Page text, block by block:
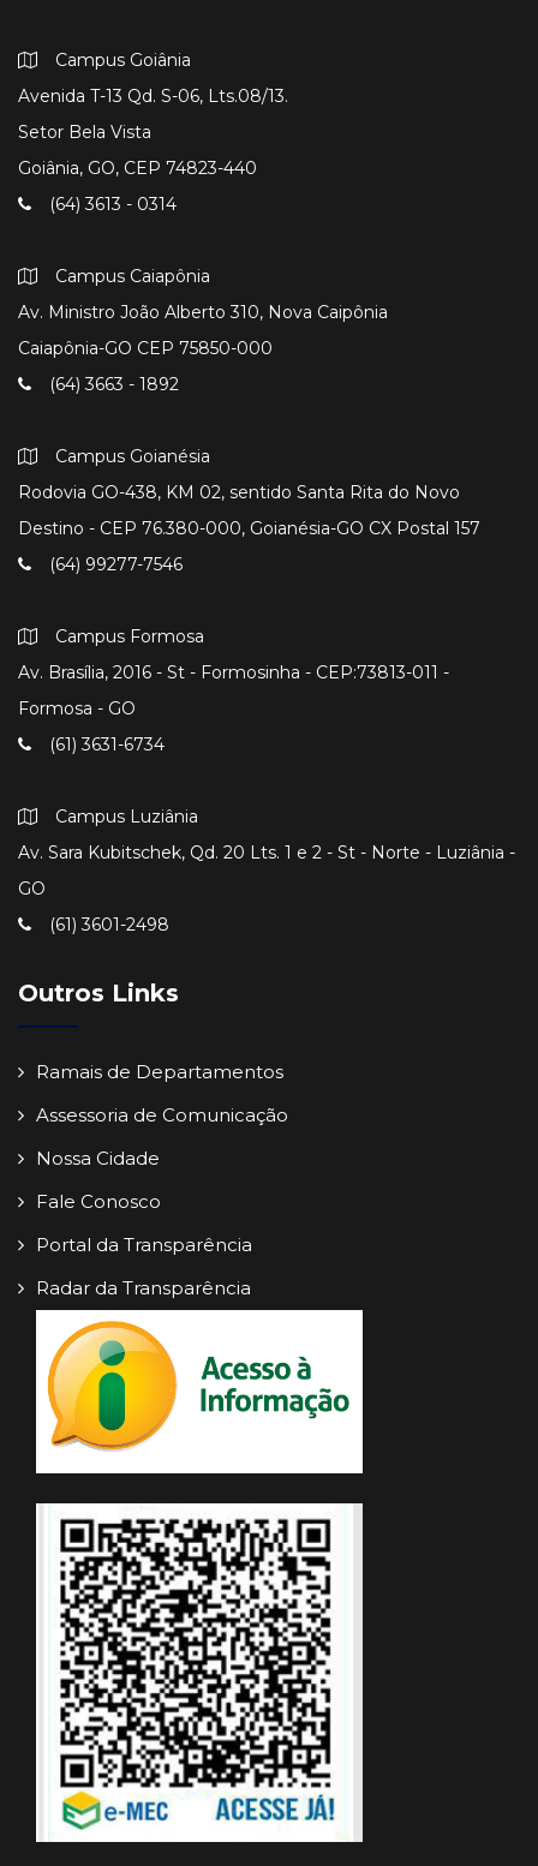
Campus Goiânia
Avenida T-13 Qd. S-06, Lts.08/13.
Setor Bela Vista
Goiânia, GO, CEP 74823-440
(64) 3613 - 0314
Campus Caiapônia
Av. Ministro João Alberto 310, Nova Caipônia
Caiapônia-GO CEP 75850-000
(64) 3663 - 1892
Campus Goianésia
Rodovia GO-438, KM 02, sentido Santa Rita do Novo
Destino - CEP 76.380-000, Goianésia-GO CX Postal 157
(64) 99277-7546
Campus Formosa
Av. Brasília, 2016 - St - Formosinha - CEP:73813-011 -
Formosa - GO
(61) 3631-6734
Campus Luziânia
Av. Sara Kubitschek, Qd. 20 Lts. 1 e 2 - St - Norte - Luziânia -
GO
(61) 3601-2498
Outros Links
Ramais de Departamentos
Assessoria de Comunicação
Nossa Cidade
Fale Conosco
Portal da Transparência
Radar da Transparência